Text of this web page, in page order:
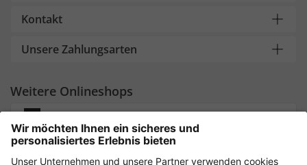
Kontakt
Unsere Zahlungsarten
Weitere Onlineshops
Deutschland